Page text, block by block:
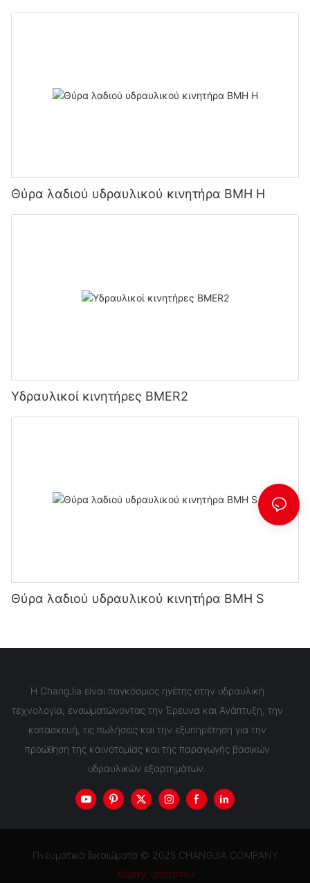
Θύρα λαδιού υδραυλικού κινητήρα BMH H
Υδραυλικοί κινητήρες BMER2
Θύρα λαδιού υδραυλικού κινητήρα BMH S
Η ChangJia είναι παγκόσμιος ηγέτης στην υδραυλική
τεχνολογία, ενσωματώνοντας την Έρευνα και Ανάπτυξη, την
κατασκευή, τις πωλήσεις και την εξυπηρέτηση για την
προώθηση της καινοτομίας και της παραγωγής βασικών
υδραυλικών εξαρτημάτων.
Πνευματικά δικαιώματα © 2025 CHANGJIA COMPANY
Χάρτης ιστότοπου